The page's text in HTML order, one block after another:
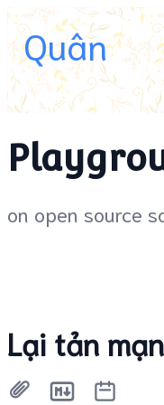
Quân
on open source
Lại tản